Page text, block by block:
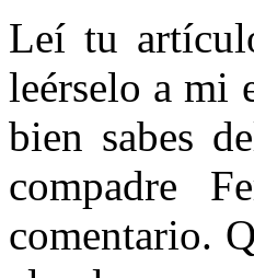
Leí tu
leérselo a mi
bien sabes
compadre
comentario.